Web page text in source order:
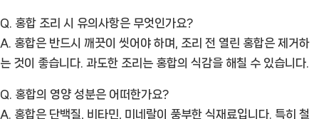
Q. 홍합 조리 시 유의사항은 무엇인가요?
A. 홍합은 반드시 깨끗이 씻어야 하며, 조리 전 열린 홍합은 제거하
는 것이 좋습니다. 과도한 조리는 홍합의 식감을 해칠 수 있습니다.
Q. 홍합의 영양 성분은 어떠한가요?
A. 홍합은 단백질, 비타민, 미네랄이 풍부한 식재료입니다. 특히 철